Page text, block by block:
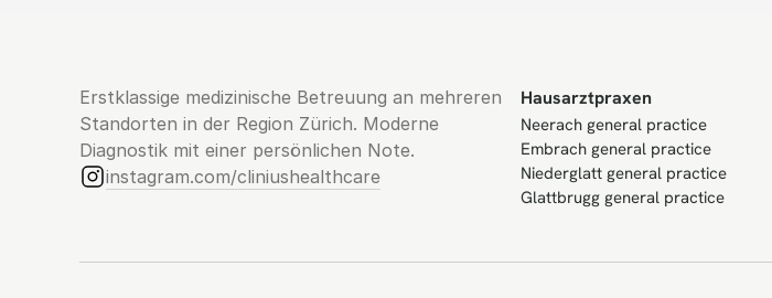
Erstklassige medizinische Betreuung an mehreren
Standorten in der Region Zürich. Moderne
Diagnostik mit einer persönlichen Note.
instagram.com/cliniushealthcare
Hausarztpraxen
Neerach general practice
Embrach general practice
Niederglatt general practice
Glattbrugg general practice